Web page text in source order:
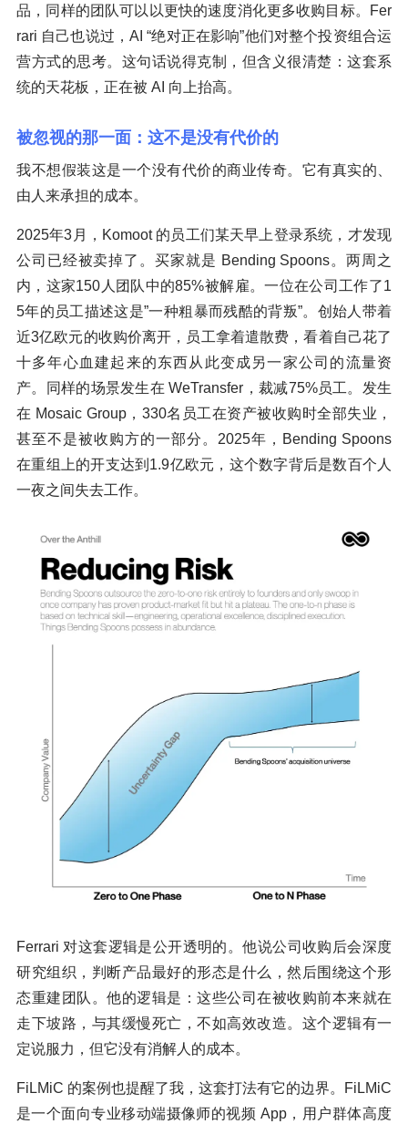
品，同样的团队可以以更快的速度消化更多收购目标。Fer
rari 自己也说过，AI “绝对正在影响”他们对整个投资组合运
营方式的思考。这句话说得克制，但含义很清楚：这套系
统的天花板，正在被 AI 向上抬高。
被忽视的那一面：这不是没有代价的
我不想假装这是一个没有代价的商业传奇。它有真实的、
由人来承担的成本。
2025年3月，Komoot 的员工们某天早上登录系统，才发现
公司已经被卖掉了。买家就是 Bending Spoons。两周之
内，这家150人团队中的85%被解雇。一位在公司工作了1
5年的员工描述这是”一种粗暴而残酷的背叛”。创始人带着
近3亿欧元的收购价离开，员工拿着遣散费，看着自己花了
十多年心血建起来的东西从此变成另一家公司的流量资
产。同样的场景发生在 WeTransfer，裁减75%员工。发生
在 Mosaic Group，330名员工在资产被收购时全部失业，
甚至不是被收购方的一部分。2025年，Bending Spoons
在重组上的开支达到1.9亿欧元，这个数字背后是数百个人
一夜之间失去工作。
Ferrari 对这套逻辑是公开透明的。他说公司收购后会深度
研究组织，判断产品最好的形态是什么，然后围绕这个形
态重建团队。他的逻辑是：这些公司在被收购前本来就在
走下坡路，与其缓慢死亡，不如高效改造。这个逻辑有一
定说服力，但它没有消解人的成本。
FiLMiC 的案例也提醒了我，这套打法有它的边界。FiLMiC
是一个面向专业移动端摄像师的视频 App，用户群体高度